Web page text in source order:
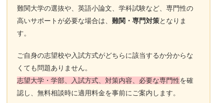
難関大学の選抜や、英語小論文、学科試験など、専門性の
高いサポートが必要な場合は、難関・専門対策となりま
す。
ご自身の志望校や入試方式がどちらに該当するか分からな
くても問題ありません。
志望大学・学部、入試方式、対策内容、必要な専門性を確
認し、無料相談時に適用料金を事前にご案内します。